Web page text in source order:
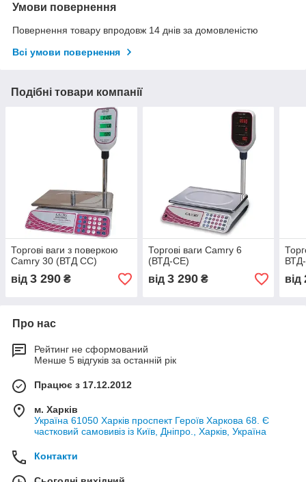
Умови повернення
Повернення товару впродовж 14 днів за домовленістю
Всі умови повернення
Подібні товари компанії
Торгові ваги з поверкою
Camry 30 (ВТД СС)
від 3 290 ₴
Торгові ваги Camry 6
(ВТД-СE)
від 3 290₴ від
Про нас
Рейтинг не сформований
Менше 5 відгуків за останній рік
Працює з 17.12.2012
м. Харків
Україна 61050 Харків проспект Героїв Харкова 68. Є
частковий самовивіз із Київ, Дніпро., Харків, Україна
Контакти